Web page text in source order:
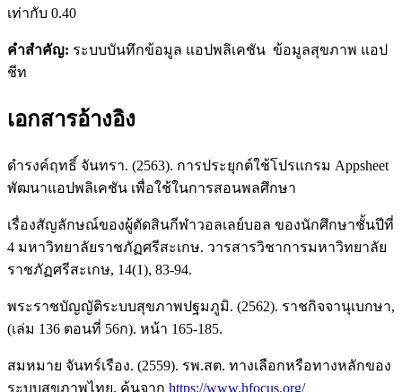
เท่ากับ 0.40
คำสำคัญ: ระบบบันทึกข้อมูล แอปพลิเคชัน ข้อมูลสุขภาพ แอป
ชีท
เอกสารอ้างอิง
ดำรงค์ฤทธิ์ จันทรา. (2563). การประยุกต์ใช้โปรแกรม Appsheet
พัฒนาแอปพลิเคชัน เพื่อใช้ในการสอนพลศึกษา
เรื่องสัญลักษณ์ของผู้ตัดสินกีฬาวอลเลย์บอล ของนักศึกษาชั้นปีที่
4 มหาวิทยาลัยราชภัฏศรีสะเกษ. วารสารวิชาการมหาวิทยาลัย
ราชภัฏศรีสะเกษ, 14(1), 83-94.
พระราชบัญญัติระบบสุขภาพปฐมภูมิ. (2562). ราชกิจจานุเบกษา,
(เล่ม 136 ตอนที่ 56ก). หน้า 165-185.
สมหมาย จันทร์เรือง. (2559). รพ.สต. ทางเลือกหรือทางหลักของ
ระบบสุขภาพไทย. ค้นจาก https://www.hfocus.org/